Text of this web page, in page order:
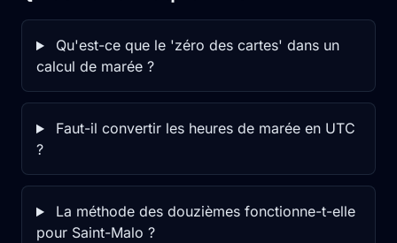
Qu'est-ce que le 'zéro des cartes' dans un
calcul de marée ?
Faut-il convertir les heures de marée en UTC
?
La méthode des douzièmes fonctionne-t-elle
pour Saint-Malo ?